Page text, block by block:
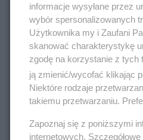
informacje wysyłane przez
wybór spersonalizowanych
Użytkownika my i Zaufani
skanować charakterystykę
zgodę na korzystanie z tych
ją zmienić/wycofać klikając
Niektóre rodzaje
takiemu przetwarzaniu.
Zapoznaj się z poniższymi
internetowych.